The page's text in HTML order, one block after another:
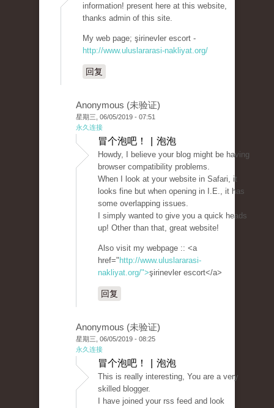
information! present here at this website,
thanks admin of this site.
My web page; şirinevler escort -
http://www.uluslararasi-nakliyat.org/
回复
Anonymous (未验证)
星期三, 06/05/2019 - 07:51
永久连接
冒个泡吧！ | 泡泡
Howdy, I believe your blog might be having
browser compatibility problems.
When I look at your website in Safari, it
looks fine but when opening in I.E., it has
some overlapping issues.
I simply wanted to give you a quick heads
up! Other than that, great website!
Also visit my webpage :: <a
href=" http://www.uluslararasi-
nakliyat.org/">şirinevler escort</a>
回复
Anonymous (未验证)
星期三, 06/05/2019 - 08:25
永久连接
冒个泡吧！ | 泡泡
This is really interesting, You are a very
skilled blogger.
I have joined your rss feed and look